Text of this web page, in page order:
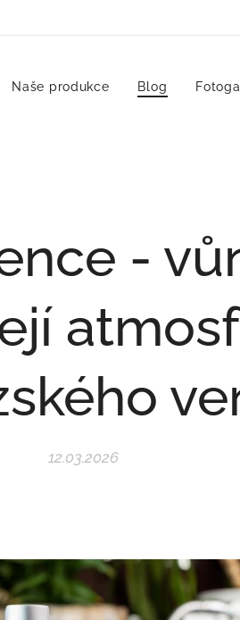
Naše produkce Blog
-
12.03.2026